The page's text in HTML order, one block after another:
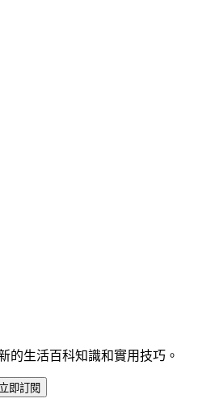
的生活百科知識和實用技巧。
立即訂閱